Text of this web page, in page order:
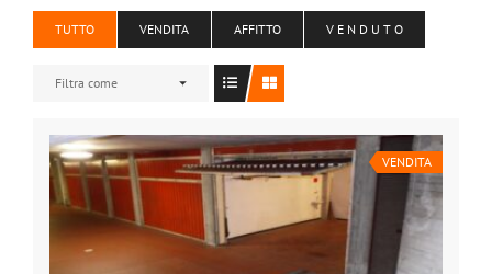
TUTTO VENDITA AFFITTO V E N D U T O
Filtra come
VENDITA